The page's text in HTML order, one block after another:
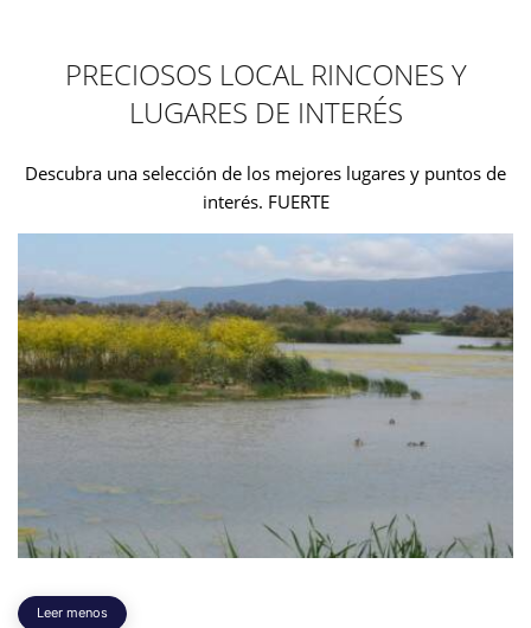
PRECIOSOS LOCAL RINCONES Y
LUGARES DE INTERÉS
Descubra una selección de los mejores lugares y puntos de
interés. FUERTE
Leer menos